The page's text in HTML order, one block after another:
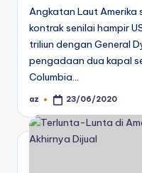
Angkatan Laut
kontrak senilai hampir
triliun dengan General
pengadaan dua kapal
Columbia…
Posted
az 23/06/2020